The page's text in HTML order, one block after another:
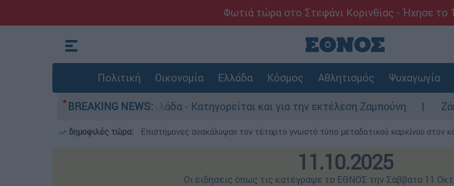
Φωτιά τώρα στο Στεφάνι Κορινθίας - Ήχησε το
Πολιτική Οικονομία Ελλάδα Κόσμος Αθλητισμός Ψυχαγωγία
BREAKING NEWS:
στην Ελλάδα - Κατηγορείται και για την εκτέλεση Ζαμπούνη Ζάκυνθος: Τι
δημοφιλές τώρα: Επιστήμονες ανακάλυψαν τον τέταρτο γνωστό τύπο μεταδοτικού καρκίνου στον
11.10.2025
Οι ειδήσεις όπως τις κατέγραψε το ΕΘΝΟΣ την Σάββατο 11